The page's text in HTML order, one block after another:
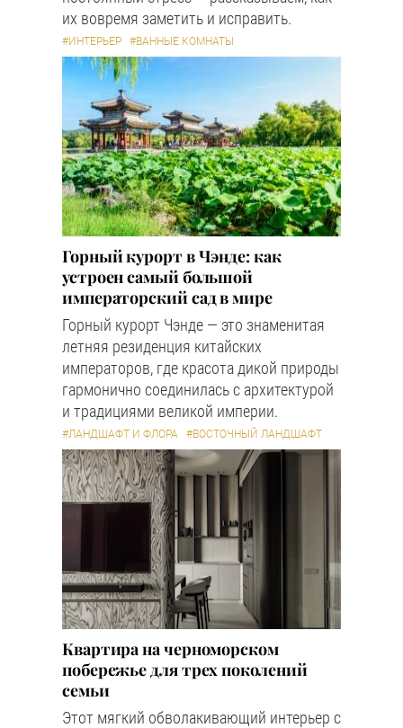
их вовремя заметить и исправить.
#ИНТЕРЬЕР #ВАННЫЕ КОМНАТЫ
Горный курорт в Чэнде: как
устроен самый большой
императорский сад в мире
Горный курорт Чэнде — это знаменитая
летняя резиденция китайских
императоров, где красота дикой природы
гармонично соединилась с архитектурой
и традициями великой империи.
#ЛАНДШАФТ И ФЛОРА #ВОСТОЧНЫЙ ЛАНДШАФТ
Квартира на черноморском
побережье для трех поколений
семьи
Этот мягкий обволакивающий интерьер с